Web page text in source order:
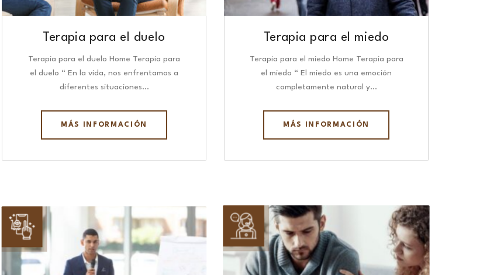
Terapia para el duelo
Terapia para el duelo Home Terapia para
el duelo “ En la vida, nos enfrentamos a
diferentes situaciones…
MÁS INFORMACIÓN
Terapia para el miedo
Terapia para el miedo Home Terapia para
el miedo “ El miedo es una emoción
completamente natural y…
MÁS INFORMACIÓN